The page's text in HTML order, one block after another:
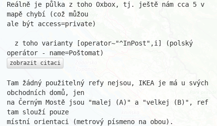
Reálně je půlka z toho Oxbox, tj. ještě nám cca 5 v
mapě chybí (což můžou
ale být access=private)
zobrazit citaci
Tam žádný použitelný refy nejsou, IKEA je má u svých
obchodních domů, jen
na Černým Mostě jsou "malej (A)" a "velkej (B)", ref
tam slouží pouze
místní orientaci (metrový písmeno na obou).